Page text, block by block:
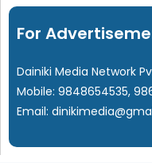
For
Dainiki Media Network
Mobile: 9848654535,
Email: